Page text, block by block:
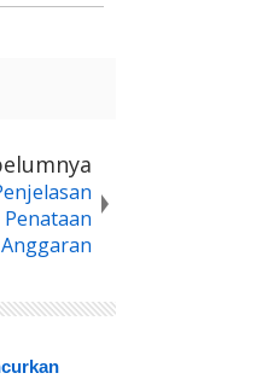
Penataan